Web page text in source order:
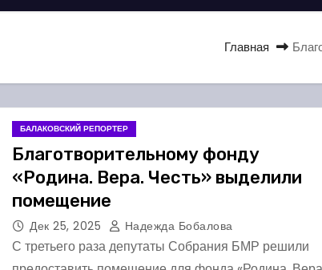
Главная
БАЛАКОВСКИЙ РЕПОРТЕР
Благотворительному фонду
«Родина. Вера. Честь» выделили
помещение
Дек 25, 2025 Надежда Бобалова
С третьего раза депутаты Собрания БМР решили